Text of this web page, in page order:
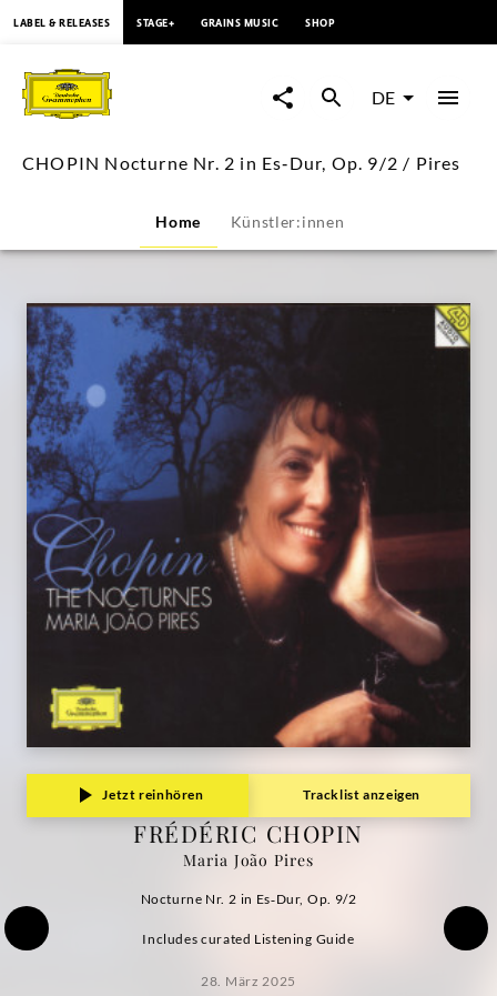
CHOPIN
Nocturne
Nr.
in
Es‑Dur,
Op.
9/2
Pires
Deutsche
Grammophon
LABEL & RELEASES STAGE+ GRAINS MUSIC SHOP
DE
CHOPIN Nocturne Nr. 2 in Es‑Dur, Op. 9/2 / Pires
Home Künstler:innen
Jetzt reinhören Tracklist anzeigen
FRÉDÉRIC CHOPIN
Maria João Pires
Nocturne Nr. 2 in Es‑Dur, Op. 9/2
Includes curated Listening Guide
28. März 2025